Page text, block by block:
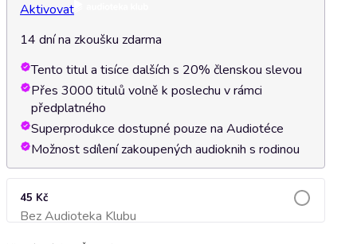
Aktivovat
14 dní na zkoušku zdarma
Tento titul a tisíce dalších s 20% členskou slevou
Přes 3000 titulů volně k poslechu v rámci
předplatného
Superprodukce dostupné pouze na Audiotéce
Možnost sdílení zakoupených audioknih s rodinou
45 Kč
Bez Audioteka KlubuPřidat do košíku